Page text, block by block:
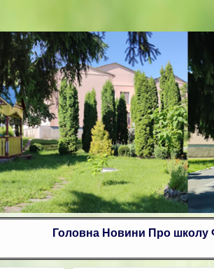
Головна Новини Про школу